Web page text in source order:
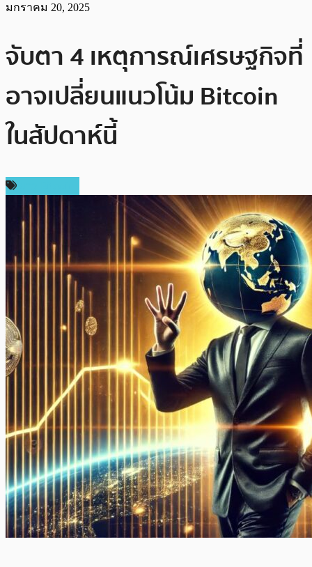
มกราคม 20, 2025
จับตา 4 เหตุการณ์เศรษฐกิจที่
อาจเปลี่ยนแนวโน้ม Bitcoin
ในสัปดาห์นี้